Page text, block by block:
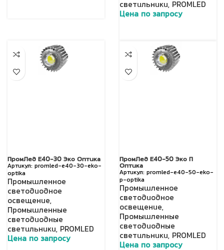
светильники, PROMLED
Цена по запросу
ПромЛед Е40-30 Эко Оптика
promled-e40-30-eko-
optika
Промышленное
светодиодное
освещение,
Промышленные
светодиодные
светильники, PROMLED
Цена по запросу
ПромЛед Е40-50 Эко П
Оптика
promled-e40-50-eko-
p-optika
Промышленное
светодиодное
освещение,
Промышленные
светодиодные
светильники, PROMLED
Цена по запросу